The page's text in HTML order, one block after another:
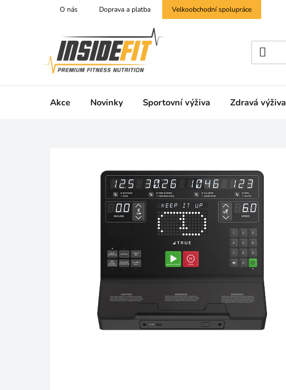
O nás Doprava a platba Velkoobchodní spolupráce
Akce Novinky Sportovní výživa Zdravá výživa